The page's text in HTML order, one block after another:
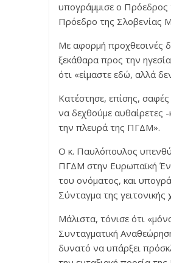
υπογράμμισε ο
Πρόεδρο της Σλοβενίας
Με αφορμή προχθεσινές
ξεκάθαρα προς την
ότι «είμαστε εδώ, αλλά
Κατέστησε, επίσης,
να δεχθούμε αυθαίρετες
την πλευρά της ΠΓΔΜ».
Ο κ. Παυλόπουλος
ΠΓΔΜ στην Ευρωπαϊκή
του ονόματος, και
Σύνταγμα της γειτονικής
Μάλιστα, τόνισε ότι
Συνταγματική
δυνατό να υπάρξει